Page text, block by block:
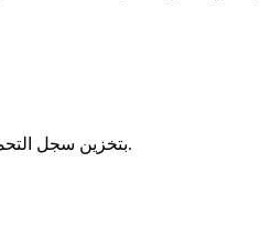
لا يقوم TikTokio بتخزين سجل التحميلات أو سجلات الفيديوهات التي تقوم بتحميلها.